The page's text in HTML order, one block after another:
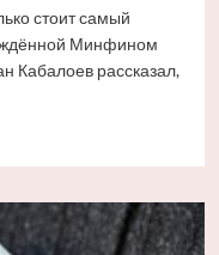
стоит самый
Минфином
Кабалоев рассказал,